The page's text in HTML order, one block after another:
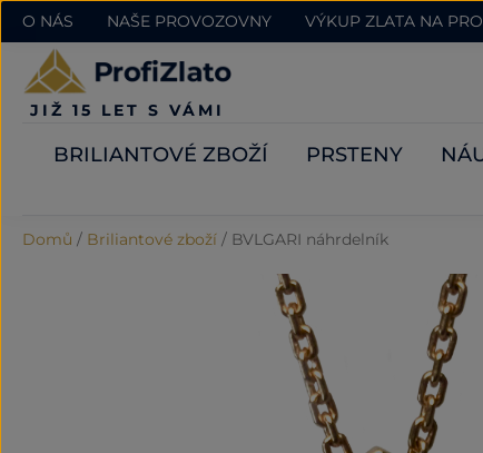
O NÁS NAŠE PROVOZOVNY VÝKUP ZLATA NA
JIŽ 15 LET S VÁMI
BRILIANTOVÉ ZBOŽÍ PRSTENY
Domů / Briliantové zboží / BVLGARI náhrdelník